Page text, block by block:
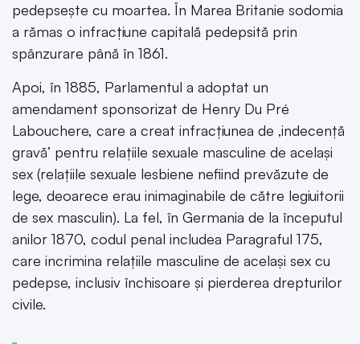
pedepsește cu moartea. În Marea Britanie sodomia
a rămas o infracțiune capitală pedepsită prin
spânzurare până în 1861.
Apoi, în 1885, Parlamentul a adoptat un
amendament sponsorizat de Henry Du Pré
Labouchere, care a creat infracțiunea de ‚indecență
gravă’ pentru relațiile sexuale masculine de același
sex (relațiile sexuale lesbiene nefiind prevăzute de
lege, deoarece erau inimaginabile de către legiuitorii
de sex masculin). La fel, în Germania de la începutul
anilor 1870, codul penal includea Paragraful 175,
care incrimina relațiile masculine de același sex cu
pedepse, inclusiv închisoare și pierderea drepturilor
civile.